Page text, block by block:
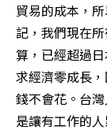
貿易的成本，
記，我們現在
算，已經超過
求經濟零成長
錢不會花。台
是讓有工作的